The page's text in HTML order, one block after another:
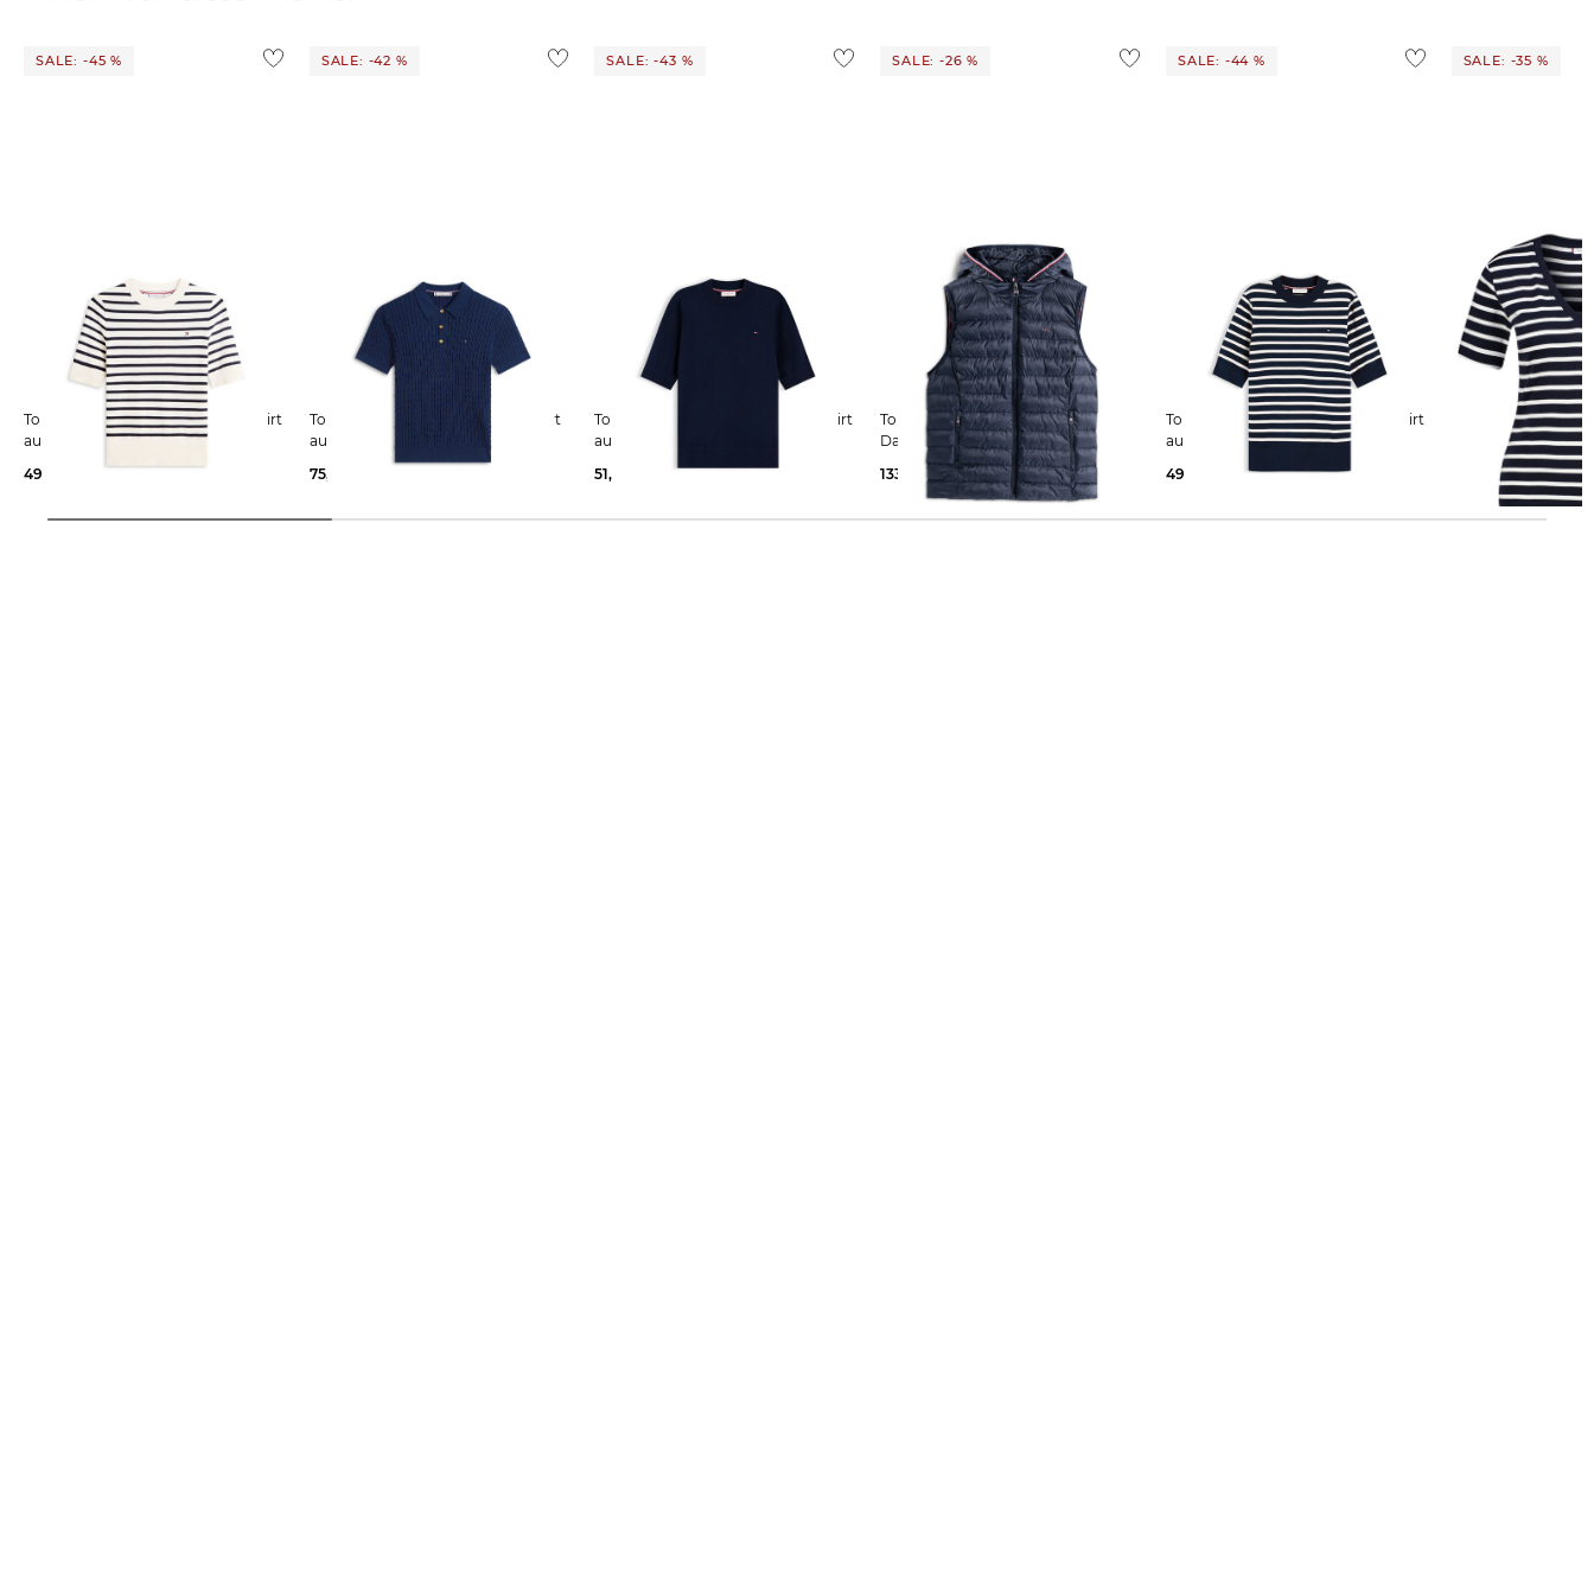
SALE: -45 %
Tommy Hilfiger | Damen Strickshirt
aus Baumwolle
49,69 €
SALE: -42 %
Tommy Hilfiger | Damen Poloshirt
aus Baumwolle
75,75 €
SALE: -43 %
Tommy Hilfiger | Damen Strickshirt
aus Baumwolle
51,35 €
89,90 €
SALE: -26 %
Tommy Hilfiger | Damen
Daunenweste
133,99 €
179,90 €
SALE: -44 %
Tommy Hilfiger | Damen Strickshirt
aus Baumwolle
49,95 €
89,90 €
SALE: -35 %
Tommy Hilfiger | Damen T-Shirt
CODY Slim Fit
32,65 €
49,90 €